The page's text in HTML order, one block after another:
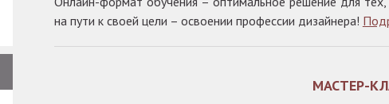
на пути к своей цели – освоении профессии дизайнера!
МАСТЕР-